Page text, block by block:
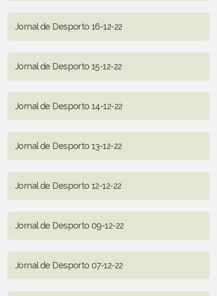
Jornal de Desporto 16-12-22
Jornal de Desporto 15-12-22
Jornal de Desporto 14-12-22
Jornal de Desporto 13-12-22
Jornal de Desporto 12-12-22
Jornal de Desporto 09-12-22
Jornal de Desporto 07-12-22